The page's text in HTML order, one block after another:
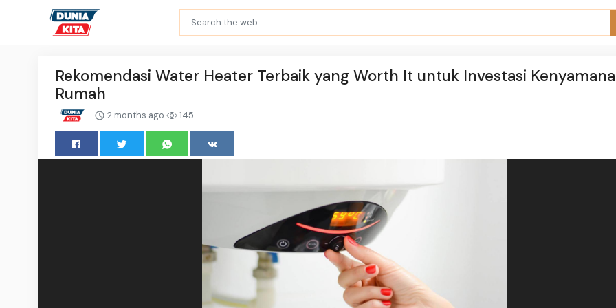
Rekomendasi Water Heater Terbaik yang Worth It untuk Investasi
Rumah
2 months ago 145